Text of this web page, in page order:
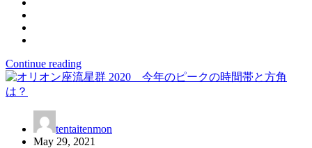
Continue reading
tentaitenmon
May 29, 2021